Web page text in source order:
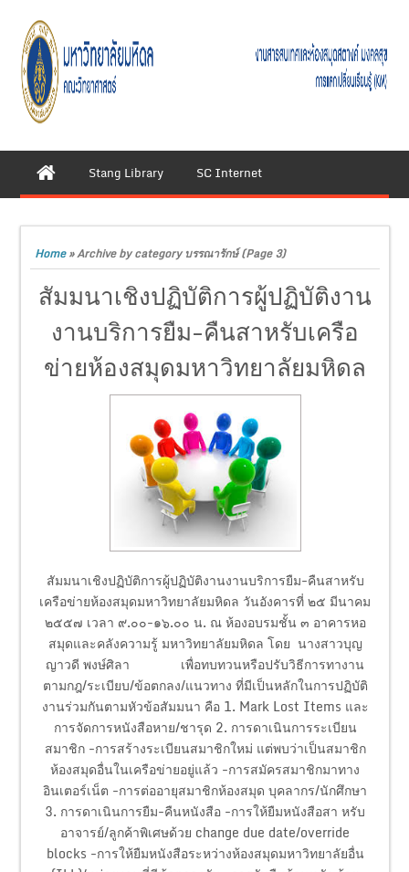
Stang Library SC Internet
Home»Archive by category บรรณารักษ์(Page 3)
สัมมนาเชิงปฏิบัติการผู้ปฏิบัติงาน
งานบริการยืม-คืนสาหรับเครือ
ข่ายห้องสมุดมหาวิทยาลัยมหิดล
สัมมนาเชิงปฏิบัติการผู้ปฏิบัติงานงานบริการยืม-คืนสาหรับ
เครือข่ายห้องสมุดมหาวิทยาลัยมหิดล วันอังคารที่ ๒๕ มีนาคม
๒๕๕๗ เวลา ๙.๐๐-๑๖.๐๐ น. ณ ห้องอบรมชั้น ๓ อาคารหอ
สมุดและคลังความรู้ มหาวิทยาลัยมหิดล โดย นางสาวบุญ
ญาวดี พงษ์ศิลา เพื่อทบทวนหรือปรับวิธีการทางาน
ตามกฎ/ระเบียบ/ข้อตกลง/แนวทาง ที่มีเป็นหลักในการปฏิบัติ
งานร่วมกันตามหัวข้อสัมมนา คือ 1. Mark Lost Items และ
การจัดการหนังสือหาย/ชารุด 2. การดาเนินการระเบียน
สมาชิก -การสร้างระเบียนสมาชิกใหม่ แต่พบว่าเป็นสมาชิก
ห้องสมุดอื่นในเครือข่ายอยู่แล้ว -การสมัครสมาชิกมาทาง
อินเตอร์เน็ต -การต่ออายุสมาชิกห้องสมุด บุคลากร/นักศึกษา
3. การดาเนินการยืม-คืนหนังสือ -การให้ยืมหนังสือสา หรับ
อาจารย์/ลูกค้าพิเศษด้วย change due date/override
blocks -การให้ยืมหนังสือระหว่างห้องสมุดมหาวิทยาลัยอื่น